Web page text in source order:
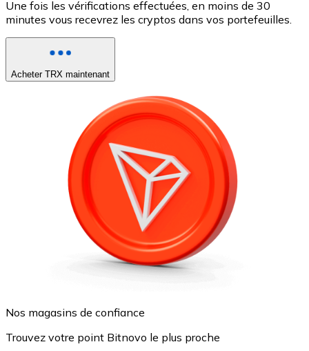
Une fois les vérifications effectuées, en moins de 30
minutes vous recevrez les cryptos dans vos portefeuilles.
Acheter TRX maintenant
Nos magasins de confiance
Trouvez votre point Bitnovo le plus proche